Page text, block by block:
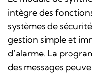
intègre des
systèmes de
gestion simple et
d’alarme. La
des messages